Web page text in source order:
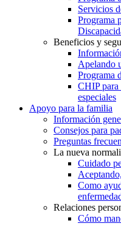
Servicios
Programa
Beneficios y
Apelando
Programa
CHIP para
especiales
Apoyo para la familia
Información
Consejos para
Preguntas
La nueva
Cuidado
Como
Relaciones
Cómo